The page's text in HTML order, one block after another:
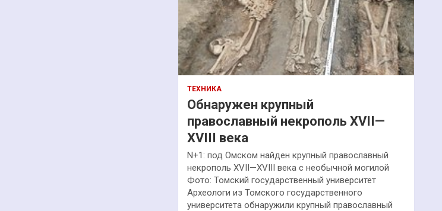
ТЕХНИКА
Обнаружен крупный
православный некрополь XVII—
XVIII века
N+1: под Омском найден крупный православный
некрополь XVII—XVIII века с необычной могилой
Фото: Томский государственный университет
Археологи из Томского государственного
университета обнаружили крупный православный